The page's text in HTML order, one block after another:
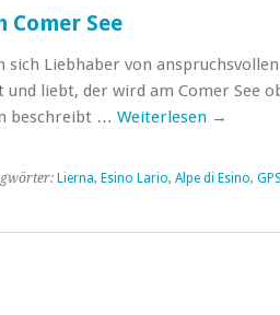
Comer See
sich Liebhaber von
und liebt, der wird am Comer See
beschreibt … Weiterlesen →
Lierna, Esino Lario, Alpe di Esino,